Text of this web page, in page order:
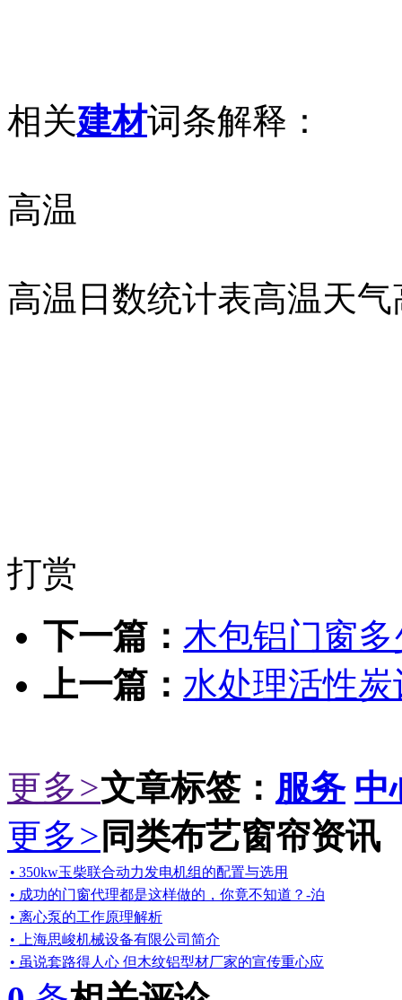
相关建材词条解释：
高温
高温日数统计表高温天
打赏
下一篇： 木包铝门窗
上一篇： 水处理活性
更多>文章标签： 服务 中
更多> 同类布艺窗帘资讯
• 350kw玉柴联合动力发电机组的配置与选用
• 成功的门窗代理都是这样做的，你竟不知道？-泊
• 离心泵的工作原理解析
• 上海思峻机械设备有限公司简介
• 虽说套路得人心 但木纹铝型材厂家的宣传重心应